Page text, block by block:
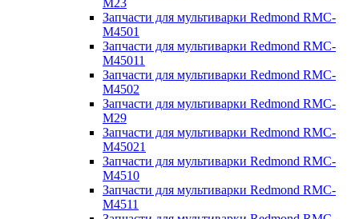
M23
Запчасти для мультиварки Redmond RMC-
M4501
Запчасти для мультиварки Redmond RMC-
M45011
Запчасти для мультиварки Redmond RMC-
M4502
Запчасти для мультиварки Redmond RMC-
M29
Запчасти для мультиварки Redmond RMC-
M45021
Запчасти для мультиварки Redmond RMC-
M4510
Запчасти для мультиварки Redmond RMC-
M4511